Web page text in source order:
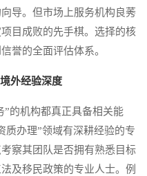
导。但市场上服务机构良莠
目成败的先手棋。选择的核
誉的全面评估体系。
外经验深度
机构都真正具备相关能
质办理”领域有深耕经验的专
察其团队是否拥有熟悉目标
及移民政策的专业人士。例